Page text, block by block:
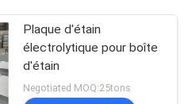
Plaque d'étain
électrolytique pour boîte
d'étain
Negotiated MOQ:25tons